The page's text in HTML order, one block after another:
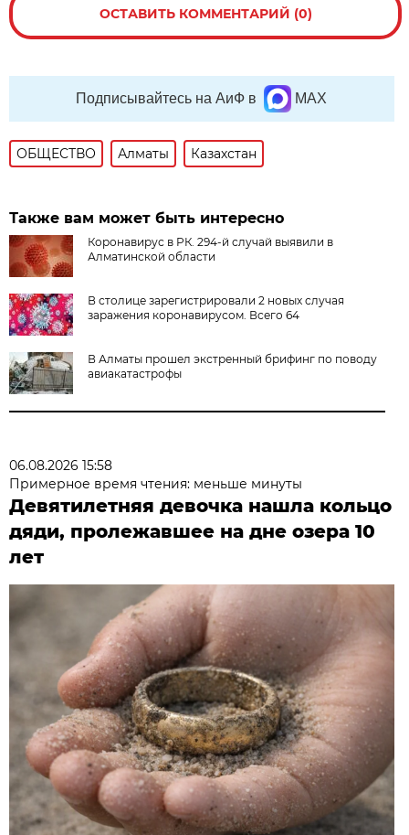
ОСТАВИТЬ КОММЕНТАРИЙ (0)
Подписывайтесь на АиФ в MAX
ОБЩЕСТВО Алматы Казахстан
Также вам может быть интересно
Коронавирус в РК. 294-й случай выявили в
Алматинской области
В столице зарегистрировали 2 новых случая
заражения коронавирусом. Всего 64
В Алматы прошел экстренный брифинг по поводу
авиакатастрофы
06.08.2026 15:58
Примерное время чтения: меньше минуты
Девятилетняя девочка нашла кольцо
дяди, пролежавшее на дне озера 10
лет